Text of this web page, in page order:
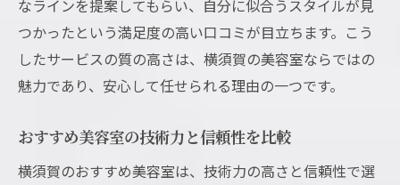
なラインを提案してもらい、自分に似合うスタイルが見
つかったという満足度の高い口コミが目立ちます。こう
したサービスの質の高さは、横須賀の美容室ならではの
魅力であり、安心して任せられる理由の一つです。
おすすめ美容室の技術力と信頼性を比較
横須賀のおすすめ美容室は、技術力の高さと信頼性で選